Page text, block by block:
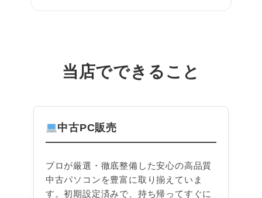
当店でできること
中古PC販売
プロが厳選・徹底整備した安心の高品質
中古パソコンを豊富に取り揃えていま
す。初期設定済みで、持ち帰ってすぐに